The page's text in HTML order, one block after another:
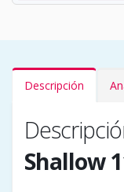
Descripción
Shallow